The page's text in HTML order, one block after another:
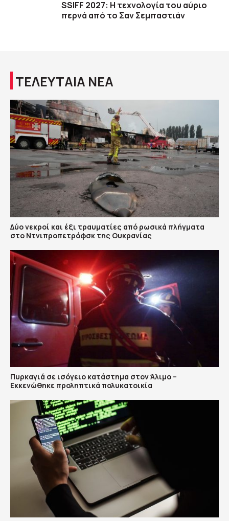
SSIFF 2027: Η τεχνολογία του αύριο
περνά από το Σαν Σεμπαστιάν
ΤΕΛΕΥΤΑΙΑ ΝΕΑ
Δύο νεκροί και έξι τραυματίες από ρωσικά πλήγματα
στο Ντνιπροπετρόφσκ της Ουκρανίας
Πυρκαγιά σε ισόγειο κατάστημα στον Άλιμο –
Εκκενώθηκε προληπτικά πολυκατοικία